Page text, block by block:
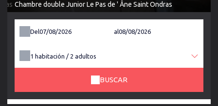
Chambre double Junior Le Pas de ' Âne Saint Ondras
Del al
1 habitación / 2 adultos
BUSCAR